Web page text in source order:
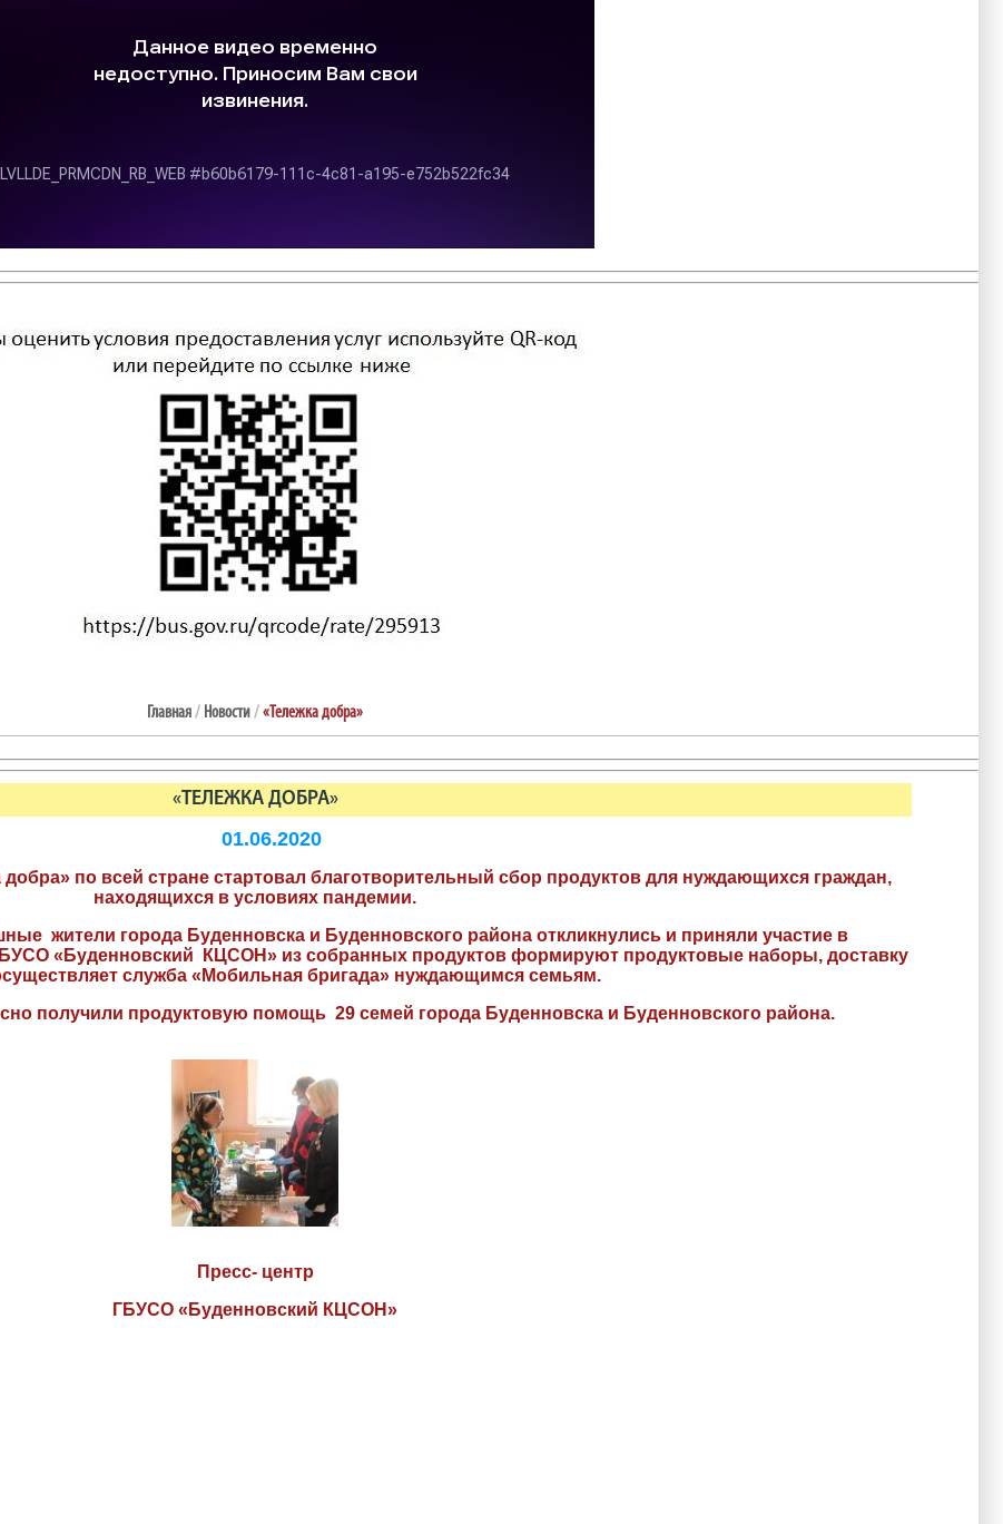
Главная/ Новости/«Тележка добра»
«ТЕЛЕЖКА ДОБРА»
01.06.2020
по всей стране стартовал благотворительный сбор продуктов для нуждающихся граждан,
находящихся в условиях пандемии.
жители города Буденновска и Буденновского района откликнулись и приняли участие в
«Буденновский КЦСОН» из собранных продуктов формируют продуктовые наборы, доставку
служба «Мобильная бригада» нуждающимся семьям.
получили продуктовую помощь 29 семей города Буденновска и Буденновского района.
Пресс- центр
ГБУСО «Буденновский КЦСОН»